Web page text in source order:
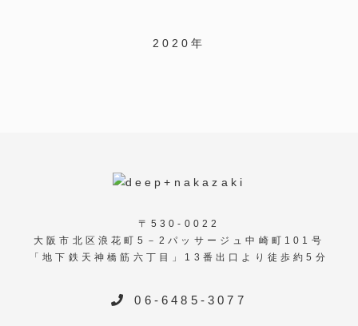
2020年
〒530-0022
大阪市北区浪花町5－2パッサージュ中崎町101号
「地下鉄天神橋筋六丁目」13番出口より徒歩約5分
06-6485-3077